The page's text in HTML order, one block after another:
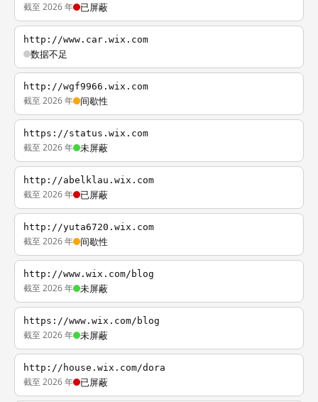
截至 2026 年 已屏蔽
http://www.car.wix.com
数据不足
http://wgf9966.wix.com
截至 2026 年 间歇性
https://status.wix.com
截至 2026 年 未屏蔽
http://abelklau.wix.com
截至 2026 年 已屏蔽
http://yuta6720.wix.com
截至 2026 年 间歇性
http://www.wix.com/blog
截至 2026 年 未屏蔽
https://www.wix.com/blog
截至 2026 年 未屏蔽
http://house.wix.com/dora
截至 2026 年 已屏蔽